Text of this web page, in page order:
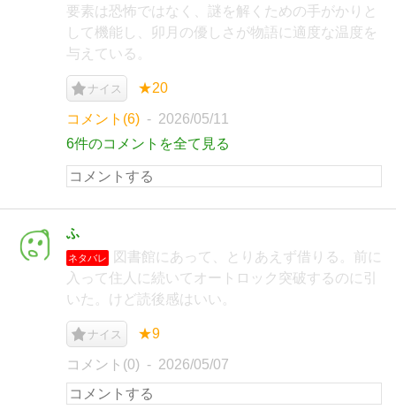
要素は恐怖ではなく、謎を解くための手がかりと
して機能し、卯月の優しさが物語に適度な温度を
与えている。
ナイス ★20
コメント(6)
2026/05/11
6件のコメントを全て見る
ふ
ネタバレ
図書館にあって、とりあえず借りる。前に
入って住人に続いてオートロック突破するのに引
いた。けど読後感はいい。
ナイス ★9
コメント(0) 2026/05/07